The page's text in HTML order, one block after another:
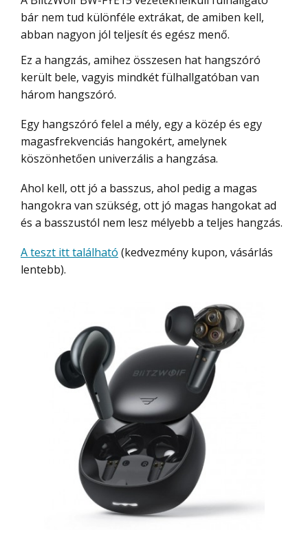
bár nem tud különféle extrákat, de amiben kell,
abban nagyon jól teljesít és egész menő.
Ez a hangzás, amihez összesen hat hangszóró
került bele, vagyis mindkét fülhallgatóban van
három hangszóró.
Egy hangszóró felel a mély, egy a közép és egy
magasfrekvenciás hangokért, amelynek
köszönhetően univerzális a hangzása.
Ahol kell, ott jó a basszus, ahol pedig a magas
hangokra van szükség, ott jó magas hangokat ad
és a basszustól nem lesz mélyebb a teljes hangzás.
A teszt itt található (kedvezmény kupon, vásárlás
lentebb).